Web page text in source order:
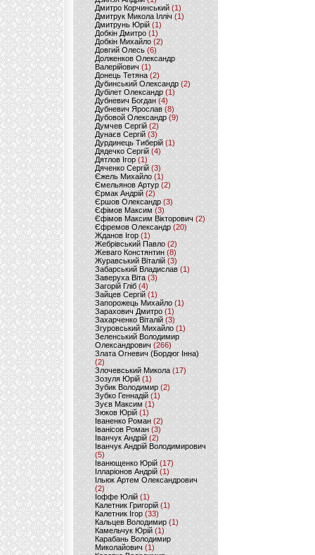
Дмитро Корчинський (1)
Дмитрук Микола Ілліч (1)
Дмитрунь Юрій (1)
Добкін Дмитро(1)
Добкін Михайло (2)
Довгий Олесь (6)
Долженков Олександр
Валерійович (1)
Донець Тетяна (2)
Дубинський Олександр(2)
Дубілет Олександр (1)
Дубневич Богдан (4)
Дубневич Ярослав (8)
Дубовой Олександр(9)
Думчев Сергій (2)
Дунаєв Сергій(3)
Дурдинець Тиберій (1)
Дядечко Сергій (4)
Дятлов Ігор (1)
Дяченко Сергій (3)
Єжель Михайло (1)
Ємельянов Артур (2)
Єрмак Андрій (2)
Єршов Олександр (3)
Єфімов Максим (3)
Єфімов Максим Вікторович (2)
Єфремов Олександр (20)
Жданов Ігор (1)
Жебрівський Павло (2)
Жеваго Констянтин (8)
Журавський Віталій (3)
Забарський Владислав (1)
Заверуха Віта (3)
Загорій Гліб (4)
Зайцев Сергій(1)
Запорожець Михайло (1)
Зарахович Дмитро (1)
Захарченко Віталій (3)
Згуровський Михайло (1)
Зеленський Володимир
Олександрович (266)
Злата Огневич (Бордюг Інна)
(2)
Злочевський Микола(17)
Зозуля Юрій (1)
Зубик Володимир (2)
Зубко Геннадій (1)
Зуєв Максим(1)
Зюков Юрій (1)
Іваненко Роман (2)
Іванісов Роман (3)
Іванчук Андрій(2)
Іванчук Андрій Володимирович
(5)
Іванющенко Юрій (17)
Ілларіонов Андрій (1)
Ільюк Артем Олександрович
(2)
Іоффе Юлій (1)
Калетник Григорій(1)
Калетник Ігор (33)
Кальцев Володимир(1)
Камельчук Юрій (1)
Карабань Володимир
Миколайович (1)